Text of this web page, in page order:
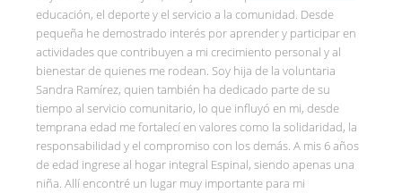
educación, el deporte y el servicio a la comunidad. Desde
pequeña he demostrado interés por aprender y participar en
actividades que contribuyen a mi crecimiento personal y al
bienestar de quienes me rodean. Soy hija de la voluntaria
Sandra Ramírez, quien también ha dedicado parte de su
tiempo al servicio comunitario, lo que influyó en mi, desde
temprana edad me fortalecí en valores como la solidaridad, la
responsabilidad y el compromiso con los demás. A mis 6 años
de edad ingrese al hogar integral Espinal, siendo apenas una
niña. Allí encontré un lugar muy importante para mi